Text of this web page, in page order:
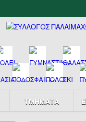
ΤΜΗΜΑΤΑ